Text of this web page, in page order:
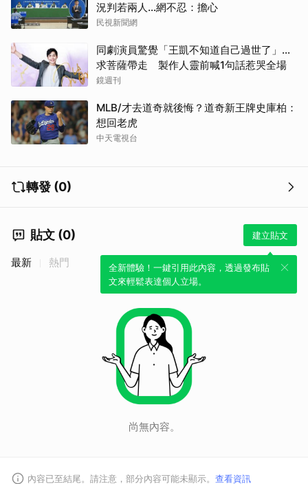
況判若兩人…網不忍：擔心
民視新聞網
同劇演員驚覺「王凱不知道自己過世了」...
求菩薩帶走 製作人靈前喊1句話惹哭全場
鏡週刊
MLB/才去道奇就後悔？道奇新王牌史庫柏：
想回老虎
中天電視台
轉發 (0)
貼文 (0) 建立貼文
全新體驗！一鍵引用此內容，透過發布貼
文來輕鬆表達個人立場。
最新 熱門
尚無內容。
內容已至結尾。請注意，部分內容可能未顯示。 查看資訊